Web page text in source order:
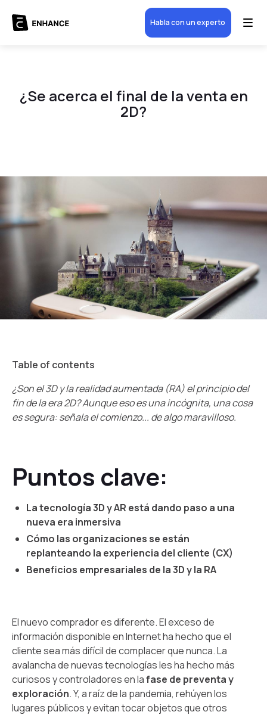
Habla con un experto
¿Se acerca el final de la venta en
2D?
Table of contents
¿Son el 3D y la realidad aumentada (RA) el principio del
fin de la era 2D? Aunque eso es una incógnita, una cosa
es segura: señala el comienzo... de algo maravilloso.
Puntos clave:
La tecnología 3D y AR está dando paso a una
nueva era inmersiva
Cómo las organizaciones se están
replanteando la experiencia del cliente (CX)
Beneficios empresariales de la 3D y la RA
El nuevo comprador es diferente. El exceso de
información disponible en Internet ha hecho que el
cliente sea más difícil de complacer que nunca. La
avalancha de nuevas tecnologías les ha hecho más
curiosos y controladores en lafase de preventa y
exploración. Y, a raíz de la pandemia, rehúyen los
lugares públicos y evitan tocar objetos que otros